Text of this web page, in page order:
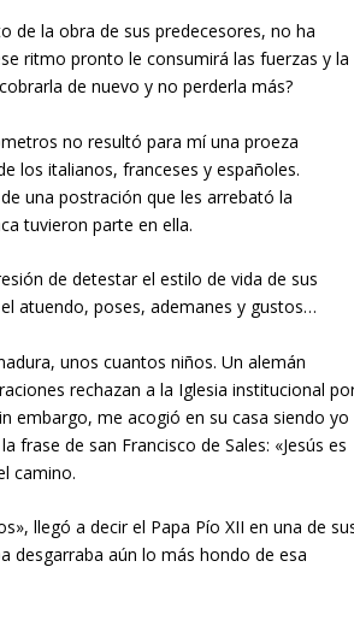
de la obra de sus predecesores, no ha
ritmo pronto le consumirá las fuerzas y la
de nuevo y no perderla más?
no resultó para mí una proeza
los italianos, franceses y españoles.
una postración que les arrebató la
tuvieron parte en ella.
de detestar el estilo de vida de sus
atuendo, poses, ademanes y gustos…
unos cuantos niños. Un alemán
rechazan a la Iglesia institucional
embargo, me acogió en su casa siendo yo
de san Francisco de Sales: «Jesús es
camino.
llegó a decir el Papa Pío XII en una de
desgarraba aún lo más hondo de esa